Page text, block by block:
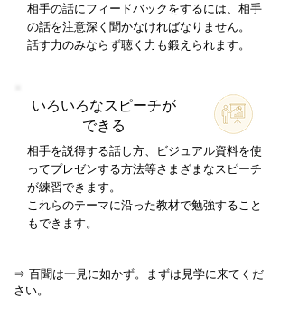
相手の話にフィードバックをするには、相手
の話を注意深く聞かなければなりません。
話す力のみならず聴く力も鍛えられます。
​いろいろなスピーチが
できる
​​相手を説得する話し方、ビジュアル資料を使
ってプレゼンする方法等さまざまなスピーチ
が練習できます。
これらのテーマに沿った教材で勉強すること
もできます。
​⇒ 百聞は一見に如かず。まずは見学に来てくだ
さい。